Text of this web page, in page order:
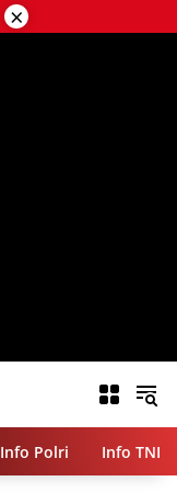
×
Info Polri Info TNI